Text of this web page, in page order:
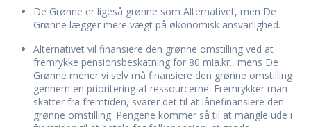
De Grønne er ligeså grønne som Alternativet, men De
Grønne lægger mere vægt på økonomisk ansvarlighed.
Alternativet vil finansiere den grønne omstilling ved at
fremrykke pensionsbeskatning for 80 mia.kr., mens De
Grønne mener vi selv må finansiere den grønne omstilling
gennem en prioritering af ressourcerne. Fremrykker man
skatter fra fremtiden, svarer det til at lånefinansiere den
grønne omstilling. Pengene kommer så til at mangle ude i